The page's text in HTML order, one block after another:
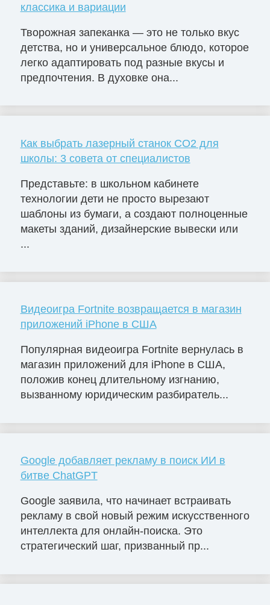
классика и вариации
Творожная запеканка — это не только вкус
детства, но и универсальное блюдо, которое
легко адаптировать под разные вкусы и
предпочтения. В духовке она...
Как выбрать лазерный станок СО2 для
школы: 3 совета от специалистов
Представьте: в школьном кабинете
технологии дети не просто вырезают
шаблоны из бумаги, а создают полноценные
макеты зданий, дизайнерские вывески или
...
Видеоигра Fortnite возвращается в магазин
приложений iPhone в США
Популярная видеоигра Fortnite вернулась в
магазин приложений для iPhone в США,
положив конец длительному изгнанию,
вызванному юридическим разбиратель...
Google добавляет рекламу в поиск ИИ в
битве ChatGPT
Google заявила, что начинает встраивать
рекламу в свой новый режим искусственного
интеллекта для онлайн-поиска. Это
стратегический шаг, призванный пр...